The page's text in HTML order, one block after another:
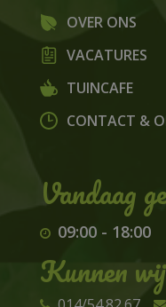
OVER ONS
VACATURES
TUINCAFE
CONTACT &
09:00- 18:00
Kunnen